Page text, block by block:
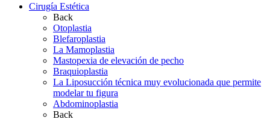
Cirugía Estética
Back
Otoplastia
Blefaroplastia
La Mamoplastia
Mastopexia de elevación de pecho
Braquioplastia
La Liposucción técnica muy evolucionada que permite
modelar tu figura
Abdominoplastia
Back